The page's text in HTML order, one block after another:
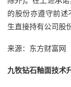
的股份亦遵守前述
生直接持有公司股
来源：东方财富网
九牧钻石釉面技术